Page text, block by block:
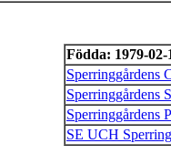
Födda: 1979-
Sperringgårdens
Sperringgårdens
Sperringgårdens
SE UCH